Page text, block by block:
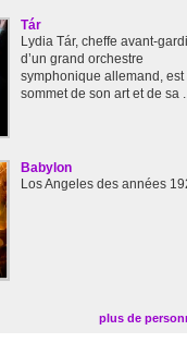
Tár
Lydia Tár, cheffe avant-
d’un grand orchestre
symphonique allemand, est
sommet de son art et de sa
Babylon
Los Angeles des années
plus de